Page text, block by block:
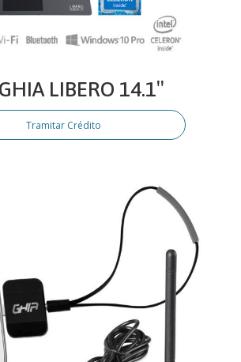
LIBERO 14.1″
Tramitar Crédito